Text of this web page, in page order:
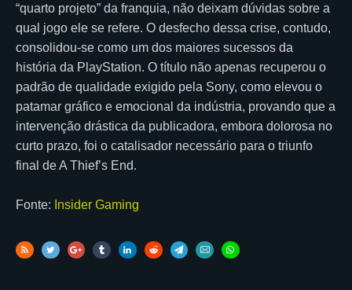
“quarto projeto” da franquia, não deixam dúvidas sobre a
qual jogo ele se refere. O desfecho dessa crise, contudo,
consolidou-se como um dos maiores sucessos da
história da PlayStation. O título não apenas recuperou o
padrão de qualidade exigido pela Sony, como elevou o
patamar gráfico e emocional da indústria, provando que a
intervenção drástica da publicadora, embora dolorosa no
curto prazo, foi o catalisador necessário para o triunfo
final de A Thief’s End.
Fonte: Insider Gaming